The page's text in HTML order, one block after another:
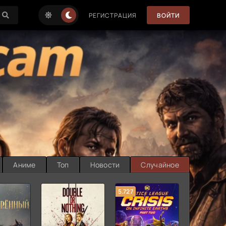
РЕГИСТРАЦИЯ ВОЙТИ
Аниме Топ Новости Случайное
5.727 8.889